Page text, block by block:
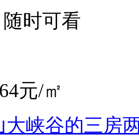
随时可看
元/㎡